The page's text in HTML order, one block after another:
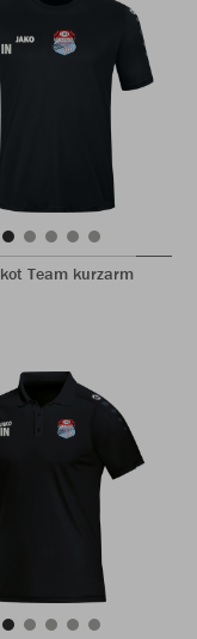
Team kurzarm